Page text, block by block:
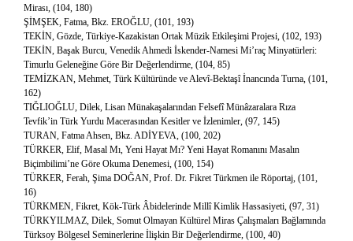
Mirası, (104, 180)
ŞİMŞEK, Fatma, Bkz. EROĞLU, (101, 193)
TEKİN, Gözde, Türkiye-Kazakistan Ortak Müzik Etkileşimi Projesi, (102, 193)
TEKİN, Başak Burcu, Venedik Ahmedi İskender-Namesi Mi’raç Minyatürleri:
Timurlu Geleneğine Göre Bir Değerlendirme, (104, 85)
TEMİZKAN, Mehmet, Türk Kültüründe ve Alevî-Bektaşî İnancında Turna, (101,
162)
TIĞLIOĞLU, Dilek, Lisan Münakaşalarından Felsefî Münâzaralara Rıza
Tevfik’in Türk Yurdu Macerasından Kesitler ve İzlenimler, (97, 145)
TURAN, Fatma Ahsen, Bkz. ADİYEVA, (100, 202)
TÜRKER, Elif, Masal Mı, Yeni Hayat Mı? Yeni Hayat Romanını Masalın
Biçimbilimi’ne Göre Okuma Denemesi, (100, 154)
TÜRKER, Ferah, Şima DOĞAN, Prof. Dr. Fikret Türkmen ile Röportaj, (101,
16)
TÜRKMEN, Fikret, Kök-Türk Âbidelerinde Millî Kimlik Hassasiyeti, (97, 31)
TÜRKYILMAZ, Dilek, Somut Olmayan Kültürel Miras Çalışmaları Bağlamında
Türksoy Bölgesel Seminerlerine İlişkin Bir Değerlendirme, (100, 40)